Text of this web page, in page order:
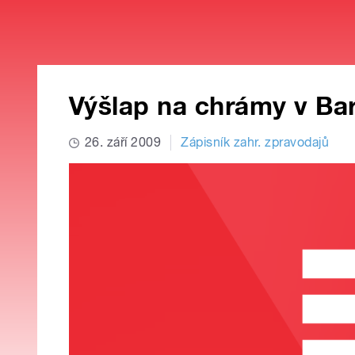
Výšlap na chrámy v
26. září 2009 Zápisník zahr. zpravodajů